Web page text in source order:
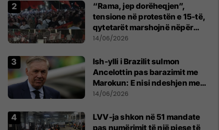
“Rama, jep dorëheqjen”,
tensione në protestën e 15-të,
qytetarët marshojnë nëpër
kryeqytet
14/06/2026
Ish-ylli i Brazilit sulmon
Ancelottin pas barazimit me
Marokun: E nisi ndeshjen me
formacionin e gabuar
14/06/2026
LVV-ja shkon në 51 mandate
pas numërimit të një pjese të